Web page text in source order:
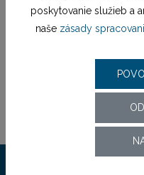
poskytovanie služieb a
naše zásady